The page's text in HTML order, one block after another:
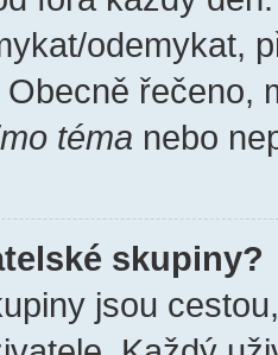
odemykat,
řečeno,
téma nebo
skupiny?
jsou